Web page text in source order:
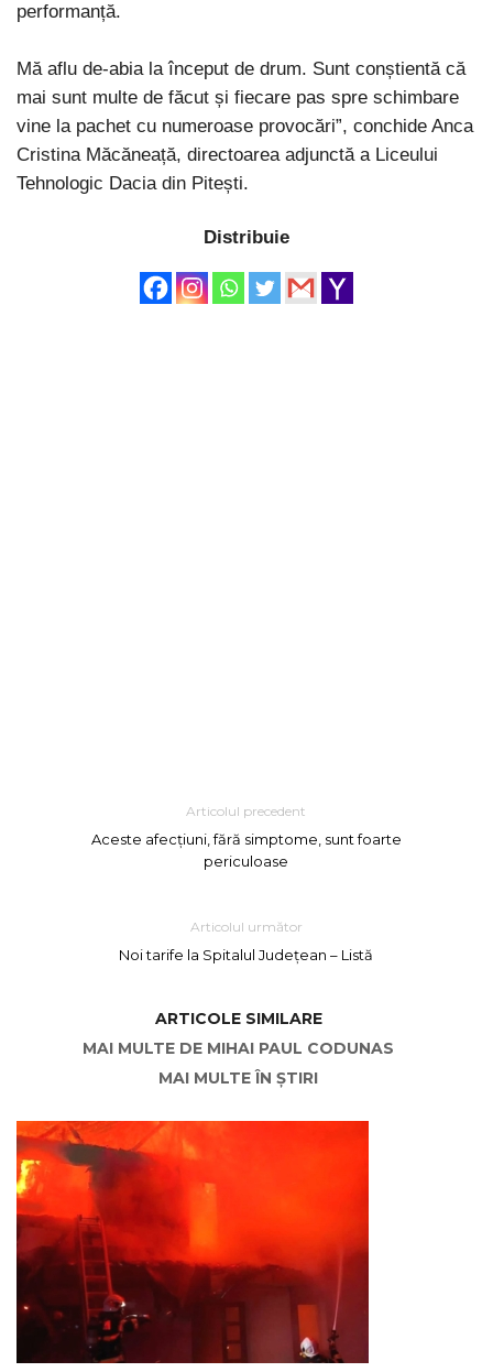
performanță.
Mă aflu de-abia la început de drum. Sunt conștientă că
mai sunt multe de făcut și fiecare pas spre schimbare
vine la pachet cu numeroase provocări”, conchide Anca
Cristina Măcăneață, directoarea adjunctă a Liceului
Tehnologic Dacia din Pitești.
Distribuie
Articolul precedent
Aceste afecțiuni, fără simptome, sunt foarte
periculoase
Articolul următor
Noi tarife la Spitalul Județean – Listă
ARTICOLE SIMILARE
MAI MULTE DE MIHAI PAUL CODUNAS
MAI MULTE ÎN ȘTIRI